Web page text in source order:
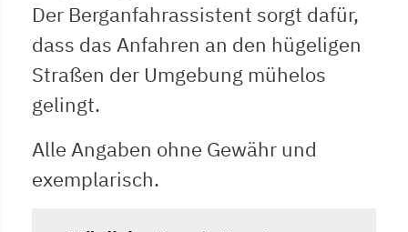
Der Berganfahrassistent sorgt dafür,
dass das Anfahren an den hügeligen
Straßen der Umgebung mühelos
gelingt.
Alle Angaben ohne Gewähr und
exemplarisch.